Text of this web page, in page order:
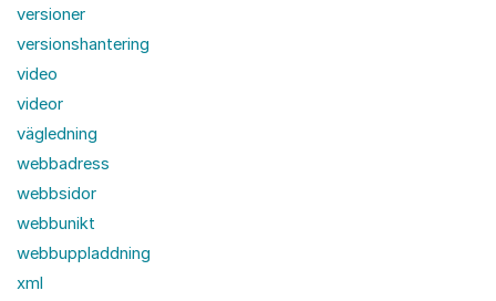
versioner
versionshantering
video
videor
vägledning
webbadress
webbsidor
webbunikt
webbuppladdning
xml